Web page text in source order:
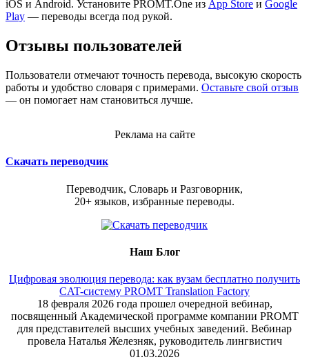
iOS и Android. Установите PROMT.One из App Store и Google
Play — переводы всегда под рукой.
Отзывы пользователей
Пользователи отмечают точность перевода, высокую скорость
работы и удобство словаря с примерами. Оставьте свой отзыв
— он помогает нам становиться лучше.
Реклама на сайте
Скачать переводчик
Переводчик, Словарь и Разговорник,
20+ языков, избранные переводы.
Наш Блог
Цифровая эволюция перевода: как вузам бесплатно получить
CAT-систему PROMT Translation Factory
18 февраля 2026 года прошел очередной вебинар,
посвященный Академической программе компании PROMT
для представителей высших учебных заведений. Вебинар
провела Наталья Железняк, руководитель лингвистич
01.03.2026